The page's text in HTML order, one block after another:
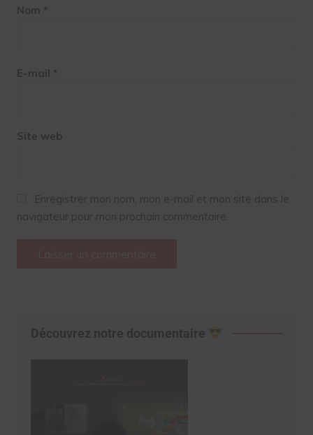
Nom *
E-mail *
Site web
Enregistrer mon nom, mon e-mail et mon site dans le
navigateur pour mon prochain commentaire.
Découvrez notre documentaire